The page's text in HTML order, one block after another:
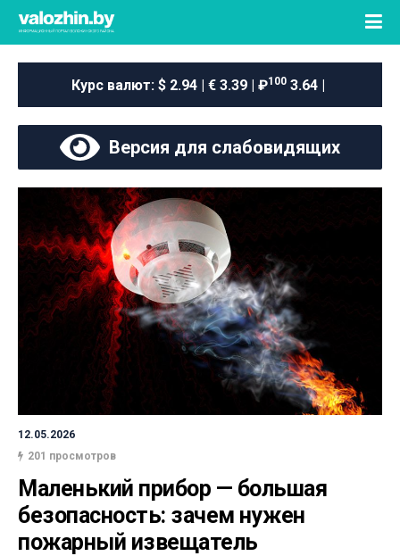
Курс валют: $ 2.94 | € 3.39 | ₽100 3.64 |
Версия для слабовидящих
12.05.2026
201 просмотров
Маленький прибор — большая
безопасность: зачем нужен
пожарный извещатель